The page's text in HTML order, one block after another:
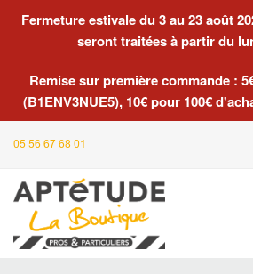
Fermeture estivale du 3 au 23 août
seront traitées à partir du
Remise sur première commande :
(B1ENV3NUE5), 10€ pour 100€
05 56 67 68 01